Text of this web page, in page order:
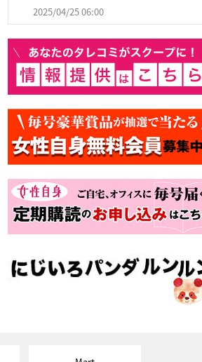
2025/04/25 06:00